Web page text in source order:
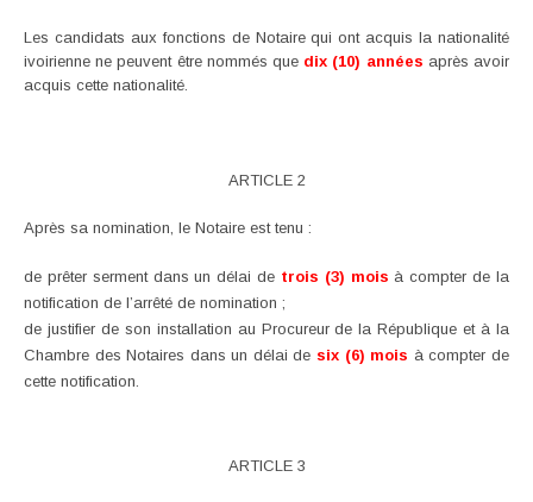
Les candidats aux fonctions de Notaire qui ont acquis la nationalité
ivoirienne ne peuvent être nommés que dix (10) années après avoir
acquis cette nationalité.
ARTICLE 2
Après sa nomination, le Notaire est tenu :
de prêter serment dans un délai de trois (3) mois à compter de la
notification de l’arrêté de nomination ;
de justifier de son installation au Procureur de la République et à la
Chambre des Notaires dans un délai de six (6) mois à compter de
cette notification.
ARTICLE 3